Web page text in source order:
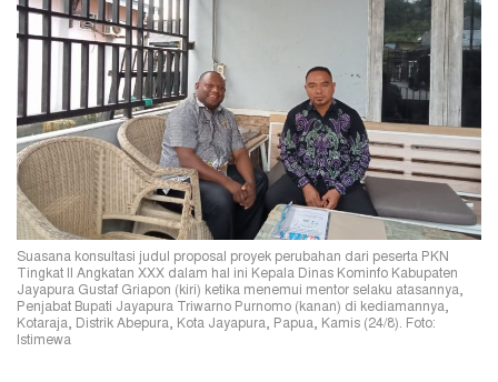
Suasana konsultasi judul proposal proyek perubahan dari peserta PKN
Tingkat II Angkatan XXX dalam hal ini Kepala Dinas Kominfo Kabupaten
Jayapura Gustaf Griapon (kiri) ketika menemui mentor selaku atasannya,
Penjabat Bupati Jayapura Triwarno Purnomo (kanan) di kediamannya,
Kotaraja, Distrik Abepura, Kota Jayapura, Papua, Kamis (24/8). Foto:
Istimewa